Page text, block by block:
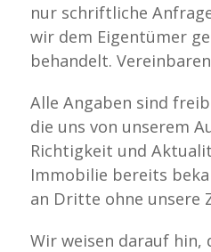
nur schriftliche
wir dem Eigentümer
behandelt.
Alle Angaben sind
die uns von unserem
Richtigkeit und
Immobilie bereits
an Dritte ohne unsere
Wir weisen darauf